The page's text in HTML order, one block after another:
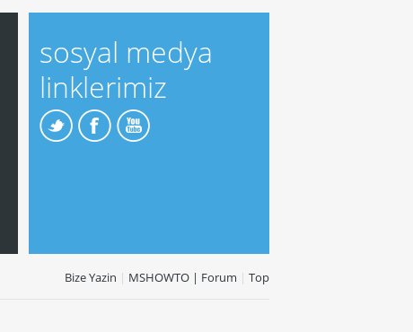
sosyal medya
linklerimiz
Bize Yazin | MSHOWTO | Forum | Top